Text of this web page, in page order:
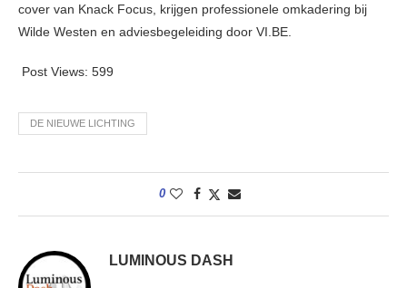
cover van Knack Focus, krijgen professionele omkadering bij
Wilde Westen en adviesbegeleiding door VI.BE.
Post Views: 599
DE NIEUWE LICHTING
0
LUMINOUS DASH